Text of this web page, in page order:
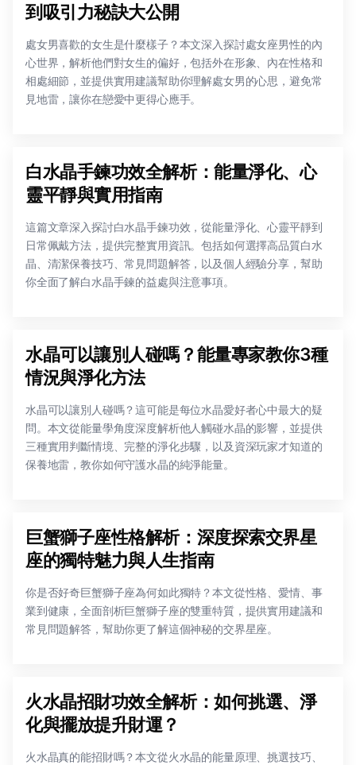
到吸引力秘訣大公開
處女男喜歡的女生是什麼樣子？本文深入探討處女座男性的內
心世界，解析他們對女生的偏好，包括外在形象、內在性格和
相處細節，並提供實用建議幫助你理解處女男的心思，避免常
見地雷，讓你在戀愛中更得心應手。
白水晶手鍊功效全解析：能量淨化、心
靈平靜與實用指南
這篇文章深入探討白水晶手鍊功效，從能量淨化、心靈平靜到
日常佩戴方法，提供完整實用資訊。包括如何選擇高品質白水
晶、清潔保養技巧、常見問題解答，以及個人經驗分享，幫助
你全面了解白水晶手鍊的益處與注意事項。
水晶可以讓別人碰嗎？能量專家教你3種
情況與淨化方法
水晶可以讓別人碰嗎？這可能是每位水晶愛好者心中最大的疑
問。本文從能量學角度深度解析他人觸碰水晶的影響，並提供
三種實用判斷情境、完整的淨化步驟，以及資深玩家才知道的
保養地雷，教你如何守護水晶的純淨能量。
巨蟹獅子座性格解析：深度探索交界星
座的獨特魅力與人生指南
你是否好奇巨蟹獅子座為何如此獨特？本文從性格、愛情、事
業到健康，全面剖析巨蟹獅子座的雙重特質，提供實用建議和
常見問題解答，幫助你更了解這個神秘的交界星座。
火水晶招財功效全解析：如何挑選、淨
化與擺放提升財運？
火水晶真的能招財嗎？本文從火水晶的能量原理、挑選技巧、